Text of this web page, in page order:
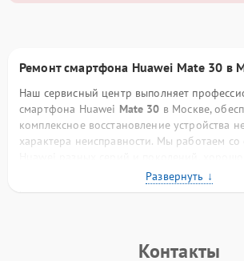
Ремонт смартфона Huawei Mate 30 в
Наш сервисный центр выполняет
смартфона Huawei Mate 30 в Москве,
комплексное восстановление устройства
характера неисправности. Мы работаем
конструктивных особенностях бренда,
фирменных процессорах и программном
Современные смартфоны Huawei
Контакты